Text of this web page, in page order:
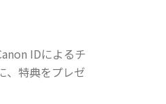
IDによるチ
、特典をプレゼ